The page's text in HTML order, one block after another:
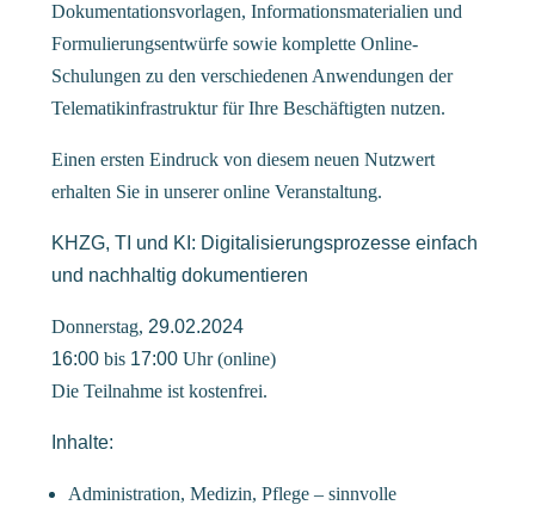
Dokumentationsvorlagen, Informationsmaterialien und
Formulierungsentwürfe sowie komplette Online-
Schulungen zu den verschiedenen Anwendungen der
Telematikinfrastruktur für Ihre Beschäftigten nutzen.
Einen ersten Eindruck von diesem neuen Nutzwert
erhalten Sie in unserer online Veranstaltung.
KHZG, TI und KI: Digitalisierungsprozesse einfach
und nachhaltig dokumentieren
Donnerstag, 29.02.2024
16:00bis 17:00Uhr (online)
Die Teilnahme ist kostenfrei.
Inhalte:
Administration, Medizin, Pflege – sinnvolle